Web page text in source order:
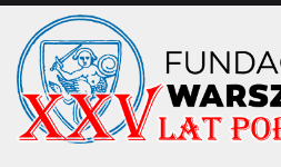
Przejdź
treści